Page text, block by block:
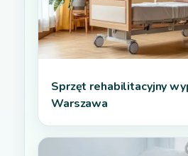
Sprzęt rehabilitacyjny
Warszawa